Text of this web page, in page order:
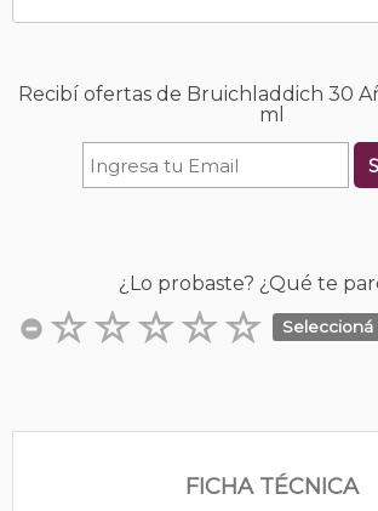
Recibí ofertas de Bruichladdich 30
ml
¿Lo probaste? ¿Qué te
FICHA TÉCNICA